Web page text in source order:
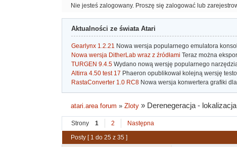
Nie jesteś zalogowany. Proszę się zalogować lub
Aktualności ze świata Atari
Gearlynx 1.2.21 Nowa wersja popularnego emulatora
Nowa wersja DitherLab wraz z źródłami Teraz można
TURGEN 9.4.5 Wydano nową wersję popularnego
Altirra 4.50 test 17 Phaeron opublikował kolejną wersję
RastaConverter 1.0 RC8 Nowa wersja konwertera grafiki
atari.area forum »Zloty » Derenegeracja -
Strony 1 2
Następna
Posty [ 1 do 25 z 35 ]